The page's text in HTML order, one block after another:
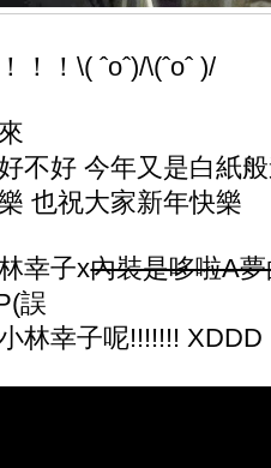
！！\( ˆoˆ)/\(ˆoˆ )/
不好 今年又是白紙
也祝大家新年快樂
幸子x內裝是哆啦A
誤
林幸子呢!!!!!!! XDDD